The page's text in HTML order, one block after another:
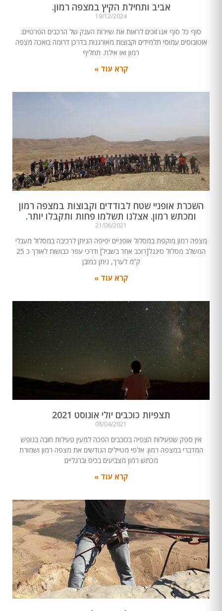
אביב ותחילת הקיץ במצפה רמון.
19/12/2024
סוף כל סוף אנו זוכים לראות את שיירות הענק של הרכבים הפרטיים.
אוטובוסים עמוסי תלמידים וקבוצות מאורגנות בדרכן דרומה בואכה מצפה
רמון ואו אילת. תחליף
קרא עוד »
השכרת אופניי שטח לבודדים וקבוצות במצפה רמון
ומכתש רמון. אצלנו תשלמו פחות ותקבלו יותר.
21/06/2021
מצפה רמון מוקפת במסלול אופניים יפיפה הניתן לרכיבה במסלול מעגלי
המשלב מסלול סינגל[רוכב אחד בשביל] ודרכי עפר כבושות לאורך כ 25
ק”מ לערך, ניתן כמובן
קרא עוד »
תצפיות כוכבים יולי אוגוסט 2021
08/04/2021
אין ספק שפעילות הצפיה בכוכבים הפכה למעין פעילות חובה בנופש
המדברי במצפה רמון. אלפי מטיילים הגודשים את מצפה רמון ושמורת
מכתש רמון מצביעים בכיס וברגליים
קרא עוד »